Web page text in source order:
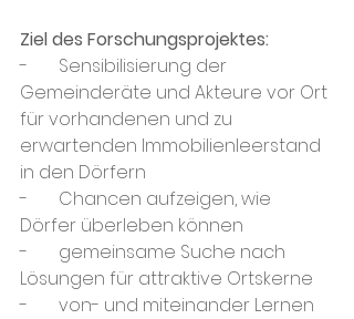
Ziel des Forschungsprojektes:
-       Sensibilisierung der
Gemeinderäte und Akteure vor Ort
für vorhandenen und zu
erwartenden Immobilienleerstand
in den Dörfern
-       Chancen aufzeigen, wie
Dörfer überleben können
-       gemeinsame Suche nach
Lösungen für attraktive Ortskerne
-       von- und miteinander Lernen